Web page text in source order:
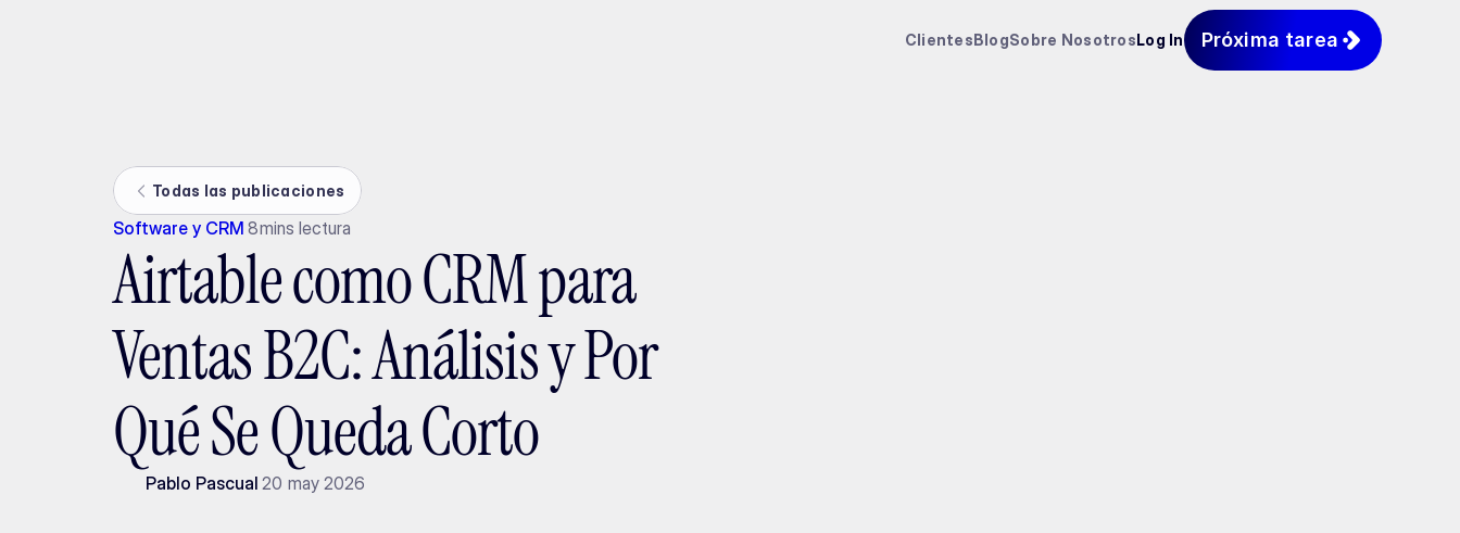
ClientesBlogSobre NosotrosLog In Próxima tarea
Todas las publicaciones
Software y CRM 8mins lectura
Airtable como CRM para
Ventas B2C: Análisis y Por
Qué Se Queda Corto
Pablo Pascual 20 may 2026